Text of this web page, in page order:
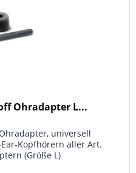
Ohradapter L...
universell
Kopfhörern aller Art.
(Größe L)